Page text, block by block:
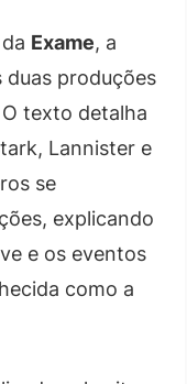
Exame, a
duas produções
texto detalha
Lannister e
se
explicando
e os eventos
como a